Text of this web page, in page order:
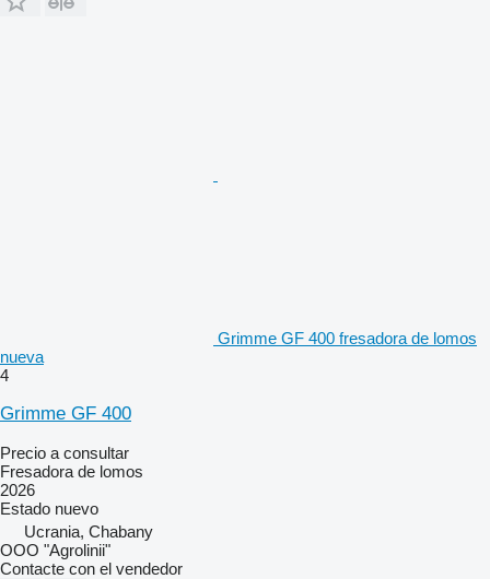
Grimme GF 400 fresadora de lomos
nueva
4
Grimme GF 400
Precio a consultar
Fresadora de lomos
2026
Estado nuevo
Ucrania, Chabany
OOO "Agrolinii"
Contacte con el vendedor